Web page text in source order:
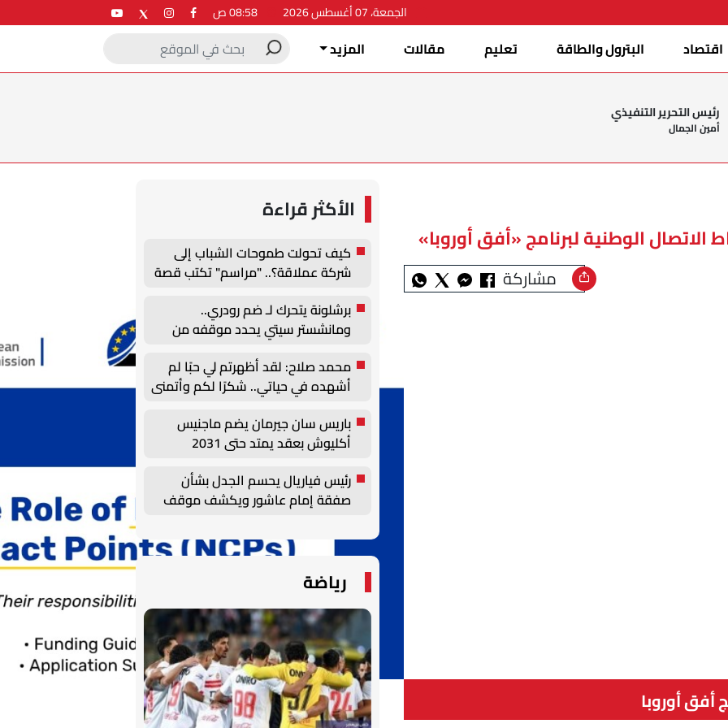
الجمعة، 07 أغسطس 2026
اقتصاد البترول والطاقة تعليم مقالات المزيد
رئيس التحرير التنفيذي
أمين الجمال
الوطنية لبرنامج «أفق أوروبا»
مشاركة
أفق أوروبا
الأكثر قراءة
كيف تحولت طموحات الشباب إلى
شركة عملاقة؟.. "مراسم" تكتب قصة
والتوظيف الزراعي الأول بجامعة
دمنهور
برشلونة يتحرك لـ ضم رودري..
ومانشستر سيتي يحدد موقفه من
محمد صلاح: لقد أظهرتم لي حبًا لم
أشهده في حياتي.. شكرًا لكم وأتمنى
أن أصنع التاريخ هنا
باريس سان جيرمان يضم ماجنيس
أكليوش بعقد يمتد حتى 2031
رئيس فياريال يحسم الجدل بشأن
صفقة إمام عاشور ويكشف موقف
رياضة